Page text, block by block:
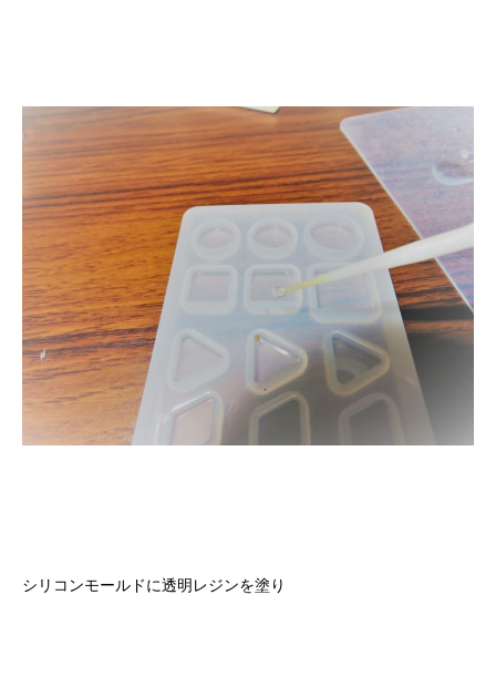
シリコンモールドに透明レジンを塗り